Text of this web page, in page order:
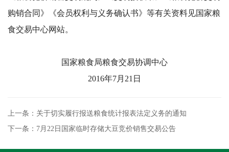
购销合同》《会员权利与义务确认书》等有关资料见国家粮
食交易中心网站。
国家粮食局粮食交易协调中心
2016年7月21日
上一条：关于切实履行报送粮食统计报表法定义务的通知
下一条：7月22日国家临时存储大豆竞价销售交易公告